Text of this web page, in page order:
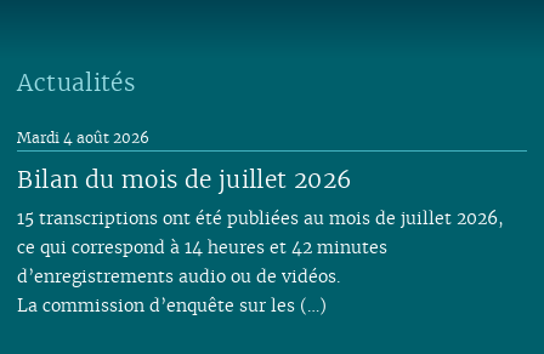
Actualités
Bilan du mois de juillet 2026
Mardi 4 août 2026
15 transcriptions ont été publiées au mois de juillet 2026,
ce qui correspond à 14 heures et 42 minutes
d’enregistrements audio ou de vidéos.
La commission d’enquête sur les (…)